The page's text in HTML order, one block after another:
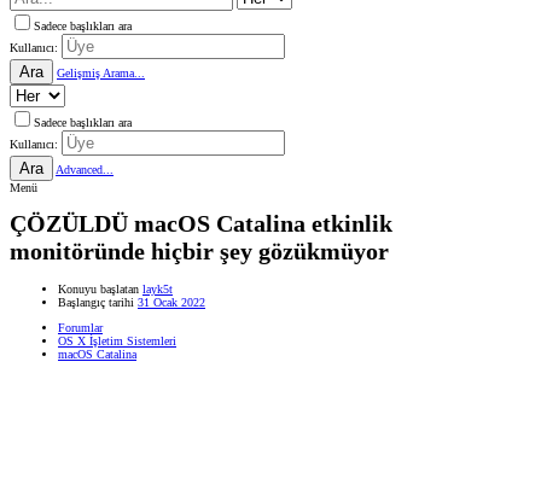
Sadece başlıkları ara
Kullanıcı:
Ara Gelişmiş Arama...
Sadece başlıkları ara
Kullanıcı:
Ara
Advanced...
Menü
ÇÖZÜLDÜ macOS Catalina etkinlik
monitöründe hiçbir şey gözükmüyor
Konuyu başlatan layk5t
Başlangıç tarihi 31 Ocak 2022
Forumlar
OS X İşletim Sistemleri
macOS Catalina